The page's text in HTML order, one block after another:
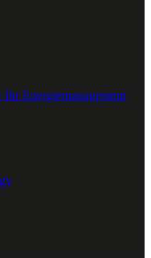
Energiemanagement